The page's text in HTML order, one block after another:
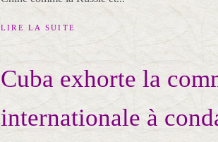
LIRE LA SUITE
Cuba exhorte la
internationale à